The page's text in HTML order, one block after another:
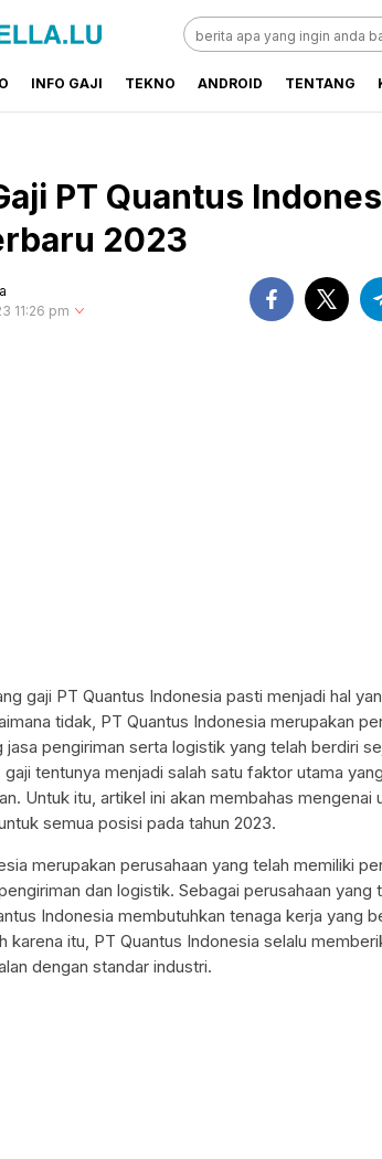
INFO GAJI TEKNO ANDROID TENTANG
PT Quantus
2023
11:26 pm
gaji PT Quantus Indonesia pasti menjadi hal
tidak, PT Quantus Indonesia merupakan
pengiriman serta logistik yang telah berdiri
tentunya menjadi salah satu faktor utama
Untuk itu, artikel ini akan membahas mengenai
semua posisi pada tahun 2023.
merupakan perusahaan yang telah memiliki
dan logistik. Sebagai perusahaan yang
Indonesia membutuhkan tenaga kerja yang
karena itu, PT Quantus Indonesia selalu
dengan standar industri.